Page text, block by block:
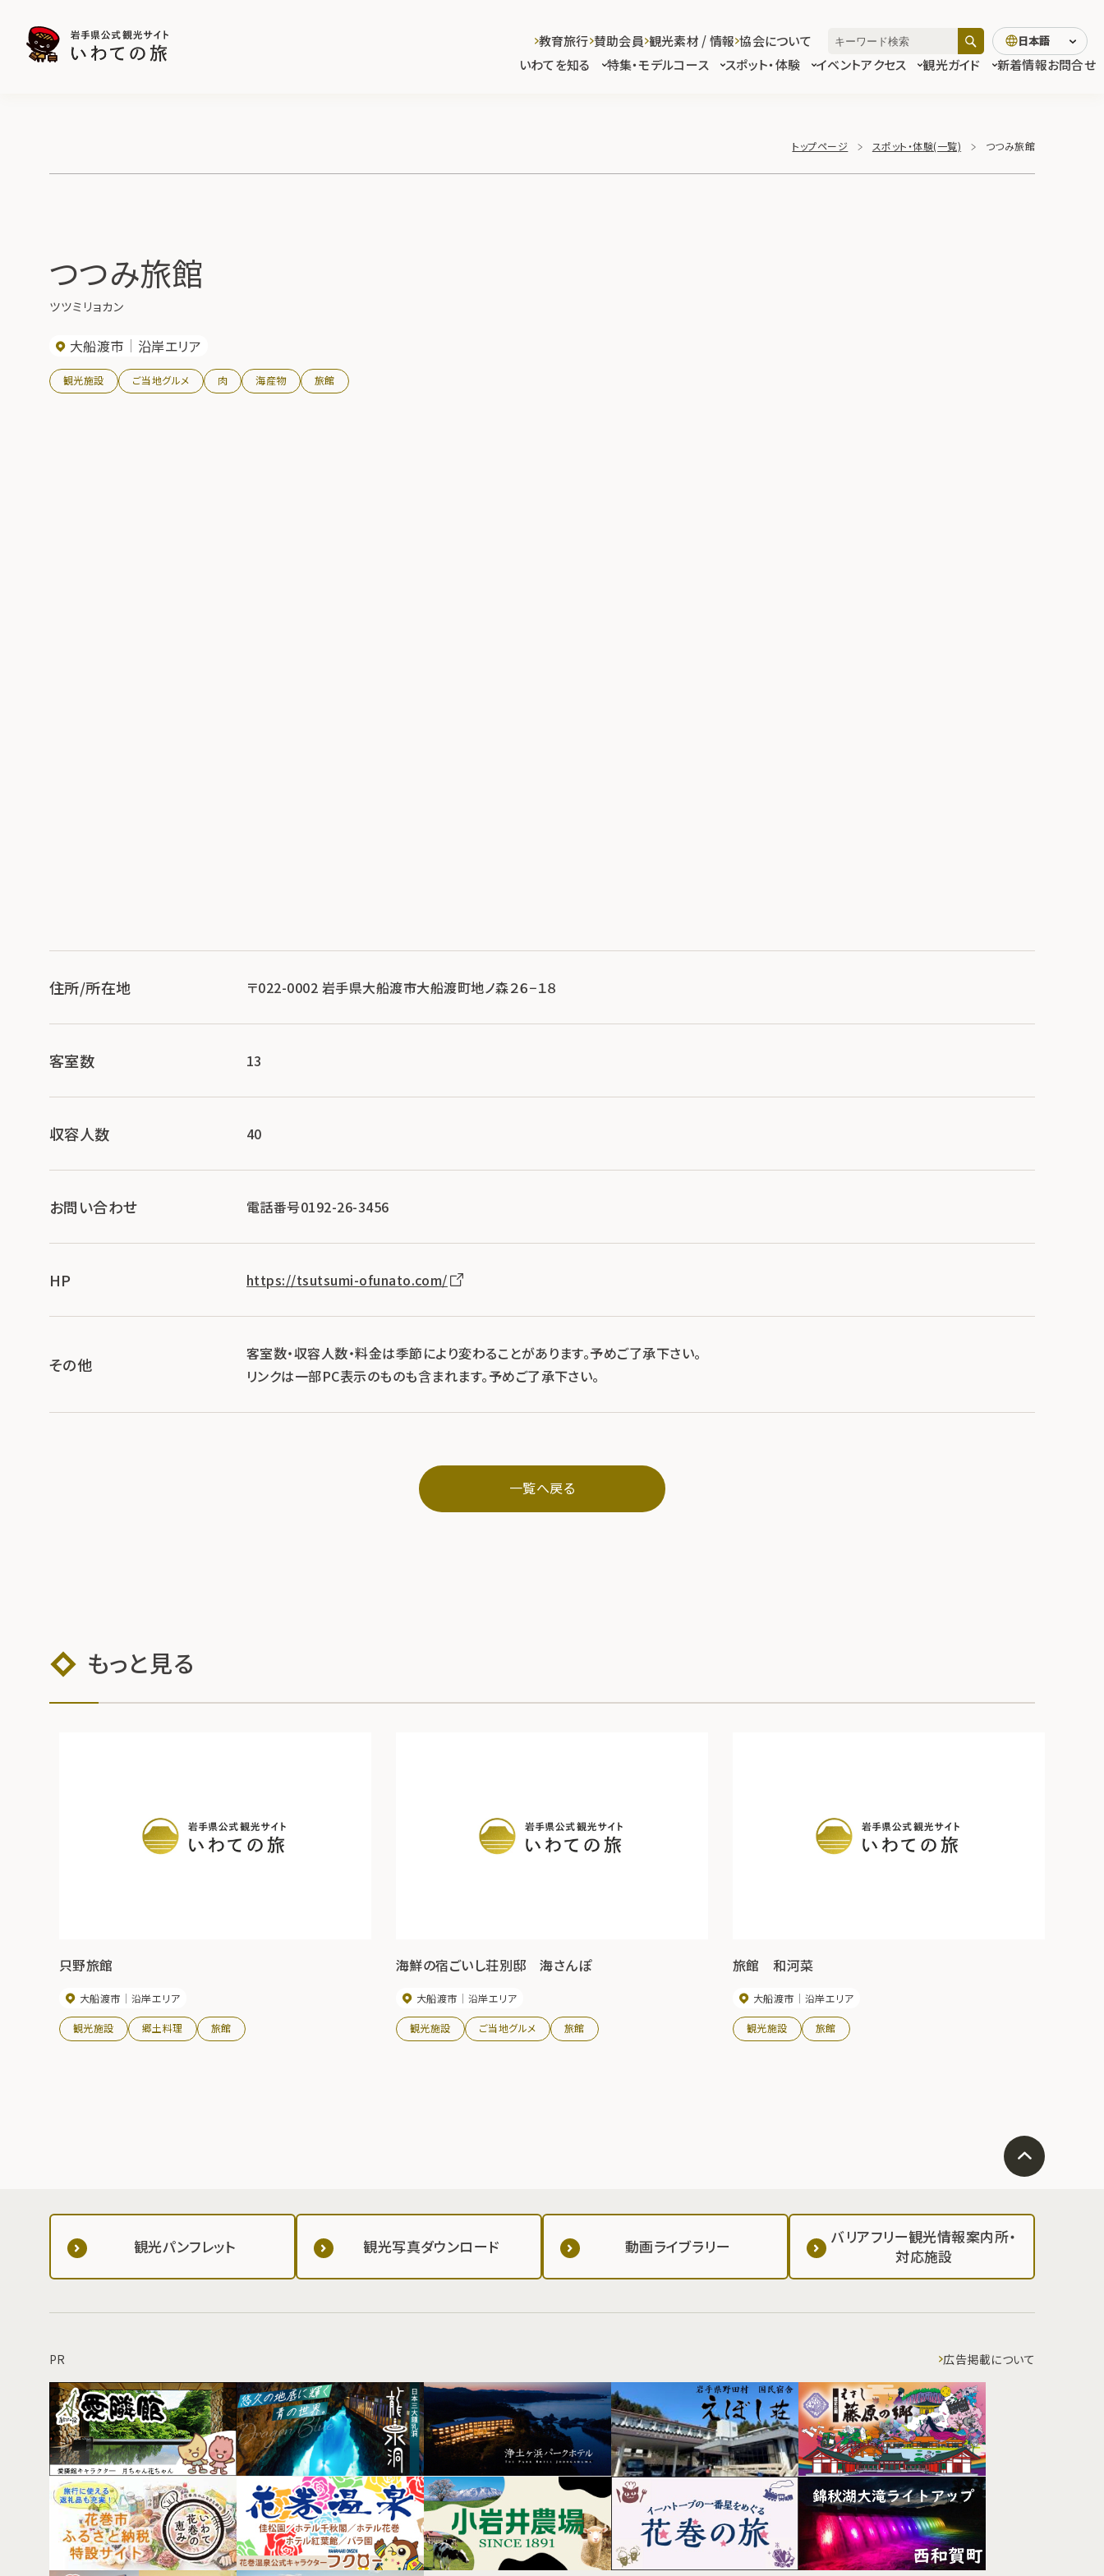
いわてを知る 特集・モデルコース スポット・体験 イベントアクセス 観光ガイド 新着情報お問合せ
教育旅行 賛助会員 観光素材 / 情報 協会について 日本語
トップページ スポット・体験(一覧) つつみ旅館
つつみ旅館
ツツミリョカン
大船渡市 沿岸エリア
観光施設 ご当地グルメ 肉 海産物 旅館
住所/所在地 〒022-0002 岩手県大船渡市大船渡町地ノ森２６−１８
客室数 13
収容人数 40
お問い合わせ 電話番号0192-26-3456
HP https://tsutsumi-ofunato.com/
その他
客室数・収容人数・料金は季節により変わることがあります。予めご了承下さい。
リンクは一部PC表示のものも含まれます。予めご了承下さい。
一覧へ戻る
もっと見る
只野旅館
大船渡市 沿岸エリア
観光施設 郷土料理 旅館
海鮮の宿ごいし荘別邸 海さんぽ
大船渡市 沿岸エリア
観光施設 ご当地グルメ 旅館
旅館 和河菜
大船渡市 沿岸エリア
観光施設 旅館
観光パンフレット 観光写真ダウンロード 動画ライブラリー
バリアフリー観光情報案内所・
対応施設
PR 広告掲載について